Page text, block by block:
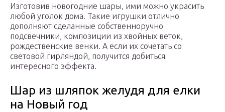
Изготовив новогодние шары, ими можно украсить
любой уголок дома. Такие игрушки отлично
дополняют сделанные собственноручно
подсвечники, композиции из хвойных веток,
рождественские венки. А если их сочетать со
световой гирляндой, получится добиться
интересного эффекта.
Шар из шляпок желудя для елки
на Новый год